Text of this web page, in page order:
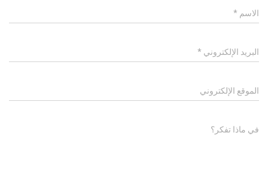
الاسم *
البريد الإلكتروني *
الموقع الإلكتروني
في ماذا تفكر؟